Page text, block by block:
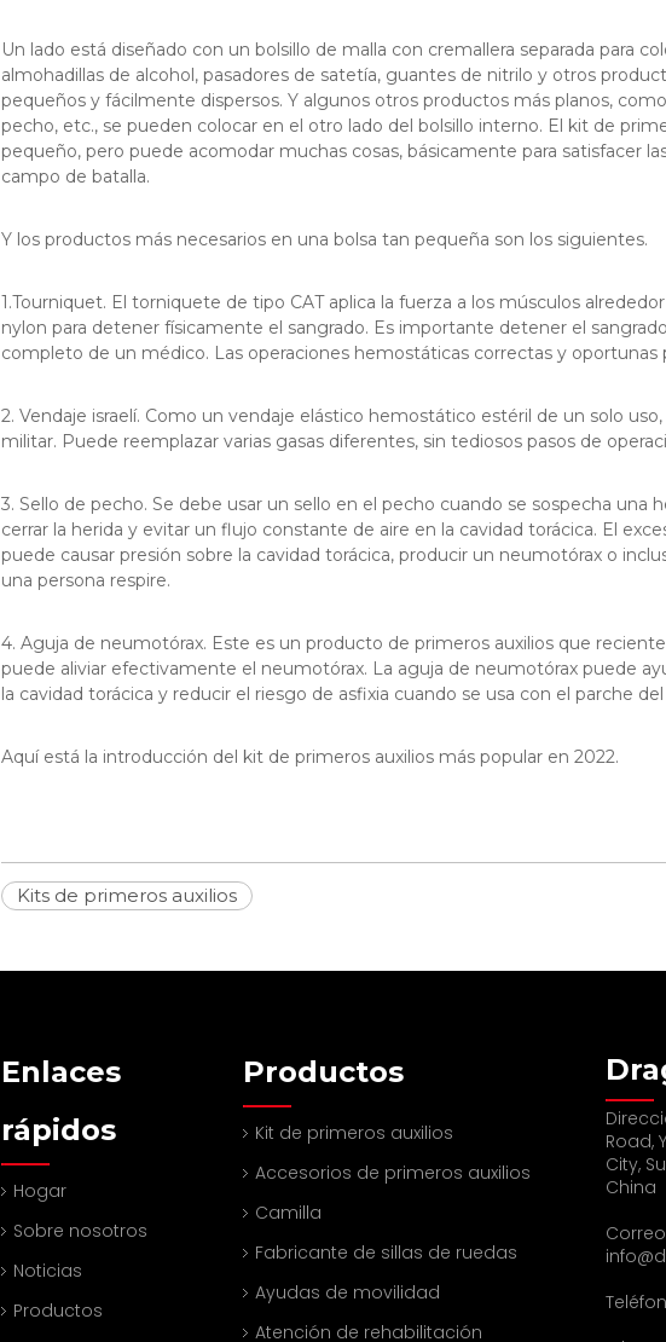
Un lado está diseñado con un bolsillo de malla con cremallera separada para
almohadillas de alcohol, pasadores de satetía, guantes de nitrilo y otros
pequeños y fácilmente dispersos. Y algunos otros productos más planos,
pecho, etc., se pueden colocar en el otro lado del bolsillo interno. El kit de
pequeño, pero puede acomodar muchas cosas, básicamente para satisfacer
campo de batalla.
Y los productos más necesarios en una bolsa tan pequeña son los siguientes.
1.Tourniquet. El torniquete de tipo CAT aplica la fuerza a los músculos
nylon para detener físicamente el sangrado. Es importante detener el
completo de un médico. Las operaciones hemostáticas correctas y oportunas
2. Vendaje israelí. Como un vendaje elástico hemostático estéril de un solo
militar. Puede reemplazar varias gasas diferentes, sin tediosos pasos de
3. Sello de pecho. Se debe usar un sello en el pecho cuando se sospecha una
cerrar la herida y evitar un flujo constante de aire en la cavidad torácica. El
puede causar presión sobre la cavidad torácica, producir un neumotórax o
una persona respire.
4. Aguja de neumotórax. Este es un producto de primeros auxilios que
puede aliviar efectivamente el neumotórax. La aguja de neumotórax puede
la cavidad torácica y reducir el riesgo de asfixia cuando se usa con el parche
Aquí está la introducción del kit de primeros auxilios más popular en 2022.
Kits de primeros auxilios
Enlaces
rápidos
Hogar
Sobre nosotros
Noticias
Productos
Productos
Kit de primeros auxilios
Accesorios de primeros auxilios
Camilla
Fabricante de sillas de ruedas
Ayudas de movilidad
Atención de rehabilitación
Road,
City,
China